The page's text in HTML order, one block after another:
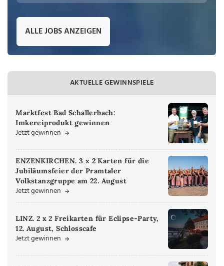
ALLE JOBS ANZEIGEN
AKTUELLE GEWINNSPIELE
Marktfest Bad Schallerbach:
Imkereiprodukt gewinnen
Jetzt gewinnen
ENZENKIRCHEN. 3 x 2 Karten für die
Jubiläumsfeier der Pramtaler
Volkstanzgruppe am 22. August
Jetzt gewinnen
LINZ. 2 x 2 Freikarten für Eclipse-Party,
12. August, Schlosscafe
Jetzt gewinnen